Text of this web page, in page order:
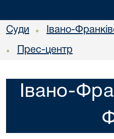
Суди • Івано-
• Прес-центр
Івано-